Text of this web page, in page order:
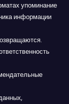
упоминание
информации